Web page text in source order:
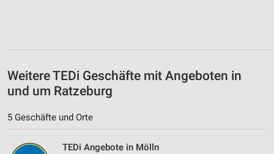
Weitere TEDi Geschäfte mit Angeboten in
und um Ratzeburg
5 Geschäfte und Orte
TEDi Angebote in Mölln